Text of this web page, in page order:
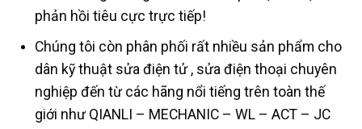
phản hồi tiêu cực trực tiếp!
Chúng tôi còn phân phối rất nhiều sản phẩm cho
dân kỹ thuật sửa điện tử , sửa điện thoại chuyên
nghiệp đến từ các hãng nổi tiếng trên toàn thế
giới như QIANLI – MECHANIC – WL – ACT – JC